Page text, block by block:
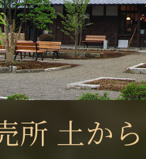
所 土か